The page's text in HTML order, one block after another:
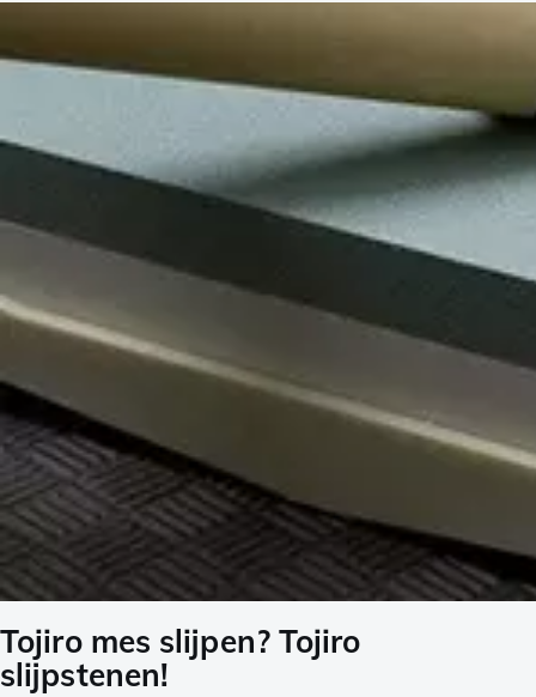
Tojiro mes slijpen? Tojiro
slijpstenen!